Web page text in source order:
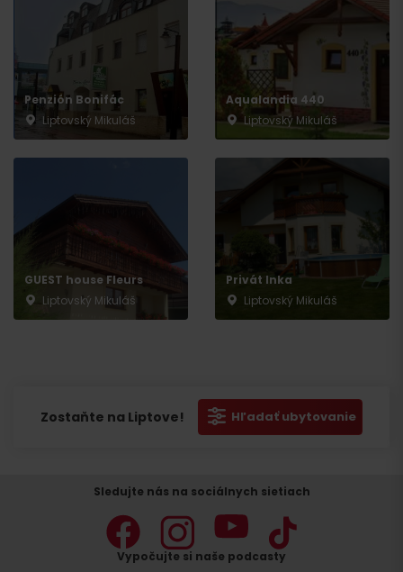
Penzión Bonifác
Liptovský Mikuláš
Aqualandia 440
Liptovský Mikuláš
GUEST house Fleurs
Liptovský Mikuláš
Privát Inka
Liptovský Mikuláš
Zostaňte na Liptove! Hľadať ubytovanie
Sledujte nás na sociálnych sietiach
Vypočujte si naše podcasty